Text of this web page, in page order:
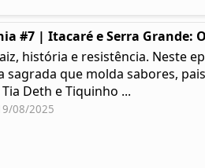
#7 | Itacaré e Serra Grande:
história e resistência. Neste
sagrada que molda sabores,
Deth e Tiquinho ...
08/2025